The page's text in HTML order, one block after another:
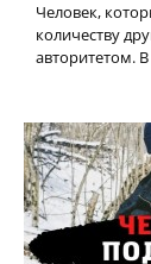
Человек,
количеству
авторитетом.